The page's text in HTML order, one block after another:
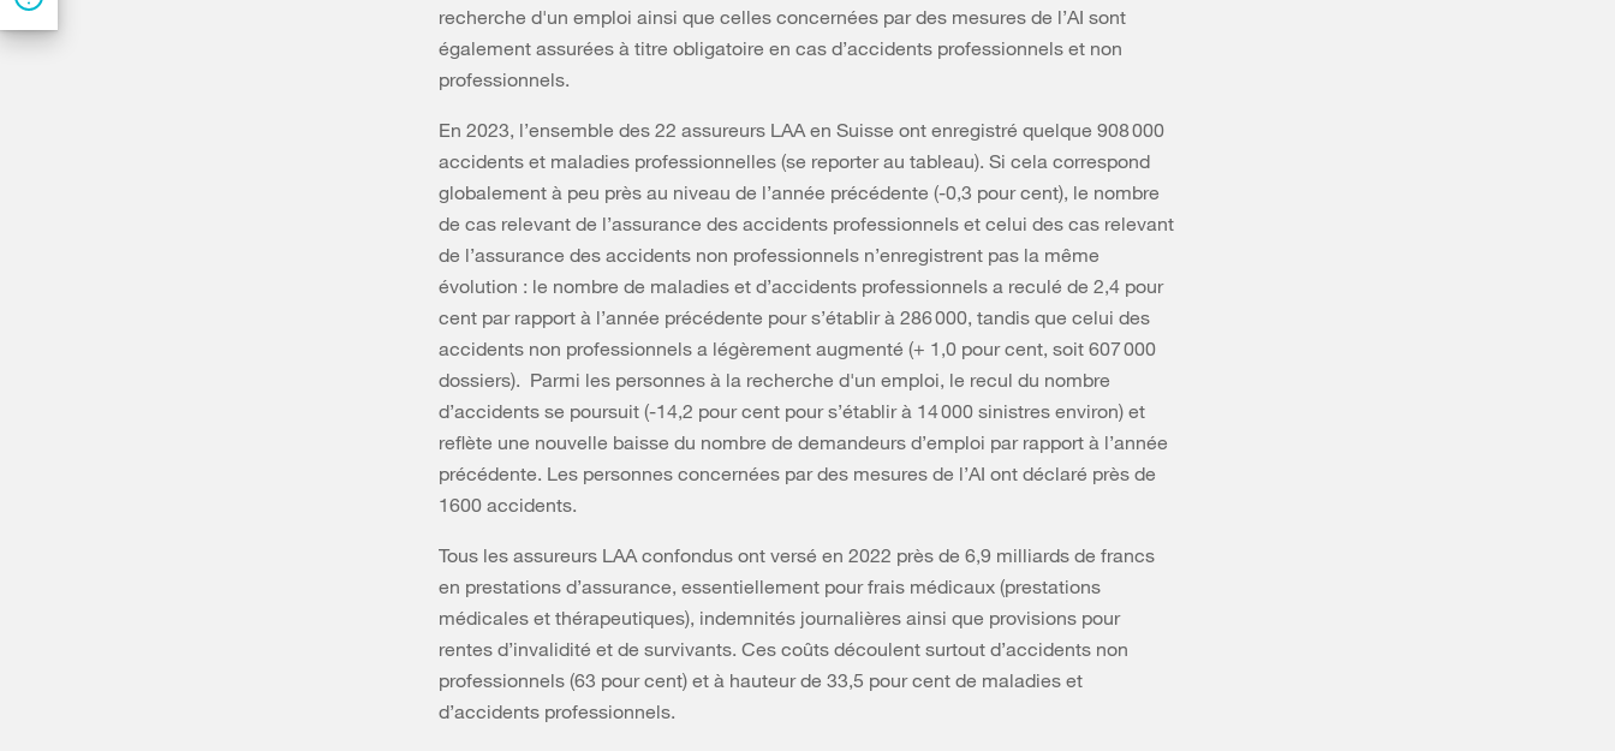
recherche d'un emploi ainsi que celles concernées par des mesures de l’AI sont
également assurées à titre obligatoire en cas d’accidents professionnels et non
professionnels.
En 2023, l’ensemble des 22 assureurs LAA en Suisse ont enregistré quelque 908 000
accidents et maladies professionnelles (se reporter au tableau). Si cela correspond
globalement à peu près au niveau de l’année précédente (-0,3 pour cent), le nombre
de cas relevant de l’assurance des accidents professionnels et celui des cas relevant
de l’assurance des accidents non professionnels n’enregistrent pas la même
évolution : le nombre de maladies et d’accidents professionnels a reculé de 2,4 pour
cent par rapport à l’année précédente pour s’établir à 286 000, tandis que celui des
accidents non professionnels a légèrement augmenté (+ 1,0 pour cent, soit 607 000
dossiers). Parmi les personnes à la recherche d'un emploi, le recul du nombre
d’accidents se poursuit (-14,2 pour cent pour s’établir à 14 000 sinistres environ) et
reflète une nouvelle baisse du nombre de demandeurs d’emploi par rapport à l’année
précédente. Les personnes concernées par des mesures de l’AI ont déclaré près de
1600 accidents.
Tous les assureurs LAA confondus ont versé en 2022 près de 6,9 milliards de francs
en prestations d’assurance, essentiellement pour frais médicaux (prestations
médicales et thérapeutiques), indemnités journalières ainsi que provisions pour
rentes d’invalidité et de survivants. Ces coûts découlent surtout d’accidents non
professionnels (63 pour cent) et à hauteur de 33,5 pour cent de maladies et
d’accidents professionnels.